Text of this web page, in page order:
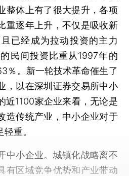
整体上有了很大提升，各项
重逐年上升，不仅是吸收新
已经成为拉动投资的主力
民间投资比重从1997年的
％。新一轮技术革命催生了
，以在深圳证券交易所中小
近1100家企业来看，无论是
造传统产业，中小企业对于
重。
小企业。城镇化战略离不
有区域竞争优势和产业带动